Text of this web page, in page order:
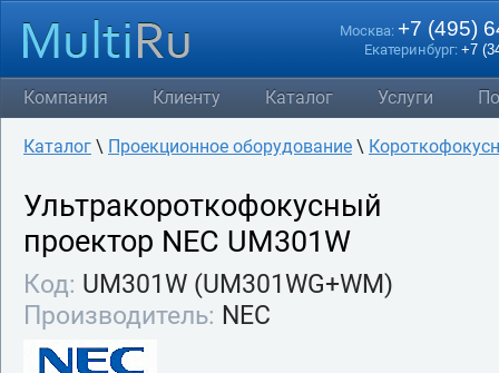
Москва: +7 (495)
Екатеринбург: +7
Компания Клиенту Каталог Услуги
Каталог \ Проекционное оборудование \
Ультракороткофокусный
проектор NEC UM301W
Код: UM301W (UM301WG+WM)
Производитель: NEC